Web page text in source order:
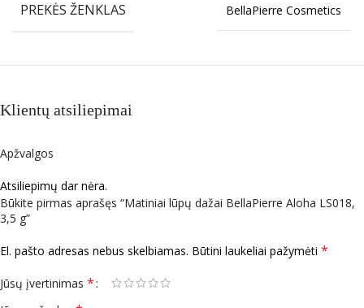
PREKĖS ŽENKLAS BellaPierre Cosmetics
Klientų atsiliepimai
Apžvalgos
Atsiliepimų dar nėra.
Būkite pirmas aprašęs “Matiniai lūpų dažai BellaPierre Aloha LS018,
3,5 g”
El. pašto adresas nebus skelbiamas. Būtini laukeliai pažymėti *
Jūsų įvertinimas *